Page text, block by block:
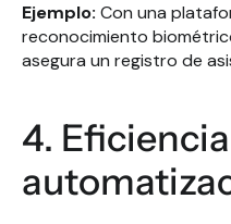
Ejemplo: Con una
reconocimiento
asegura un registro de
4.